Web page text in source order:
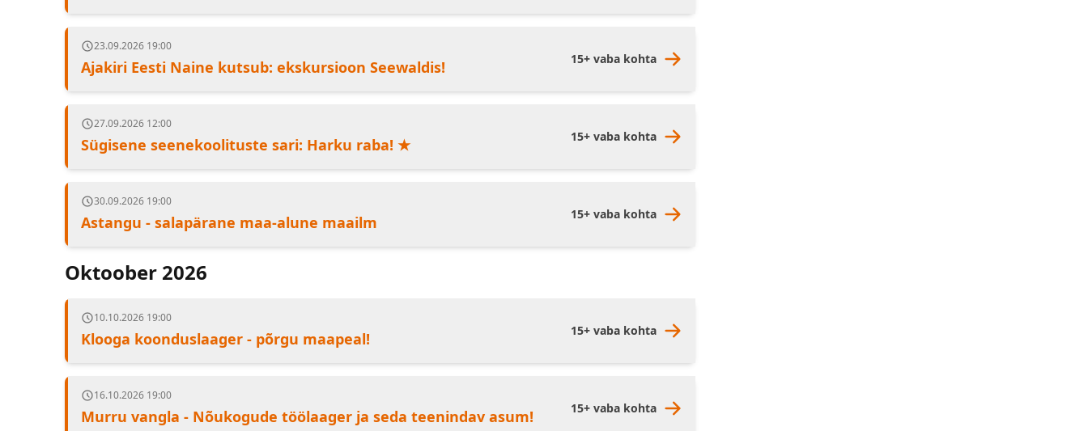
23.09.2026 19:00
Ajakiri Eesti Naine kutsub: ekskursioon Seewaldis! 15+ vaba kohta
27.09.2026 12:00
Sügisene seenekoolituste sari: Harku raba! ★ 15+ vaba kohta
30.09.2026 19:00
Astangu - salapärane maa-alune maailm 15+ vaba kohta
Oktoober 2026
10.10.2026 19:00
Klooga koonduslaager - põrgu maapeal! 15+ vaba kohta
16.10.2026 19:00
Murru vangla - Nõukogude töölaager ja seda teenindav asum! 15+ vaba kohta